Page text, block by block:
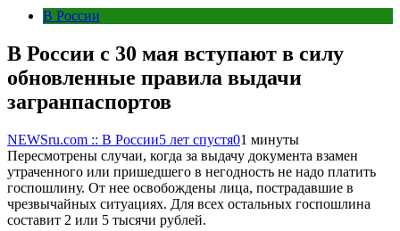
В России
В России с 30 мая вступают в силу
обновленные правила выдачи
загранпаспортов
NEWSru.com :: В России5 лет спустя01 минуты
Пересмотрены случаи, когда за выдачу документа взамен
утраченного или пришедшего в негодность не надо платить
госпошлину. От нее освобождены лица, пострадавшие в
чрезвычайных ситуациях. Для всех остальных госпошлина
составит 2 или 5 тысячи рублей.